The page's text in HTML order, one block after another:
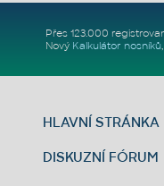
Přes 123.000
Nový Kalkulátor nosníků,
HLAVNÍ STRÁNKA
DISKUZNÍ FÓRUM